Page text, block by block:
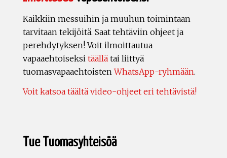
Kaikkiin messuihin ja muuhun toimintaan
tarvitaan tekijöitä. Saat tehtäviin ohjeet ja
perehdytyksen! Voit ilmoittautua
vapaaehtoiseksi täällä tai liittyä
tuomasvapaaehtoistenWhatsApp-ryhmään.
Voit katsoa täältä video-ohjeet eri tehtävistä!
Tue Tuomasyhteisöä